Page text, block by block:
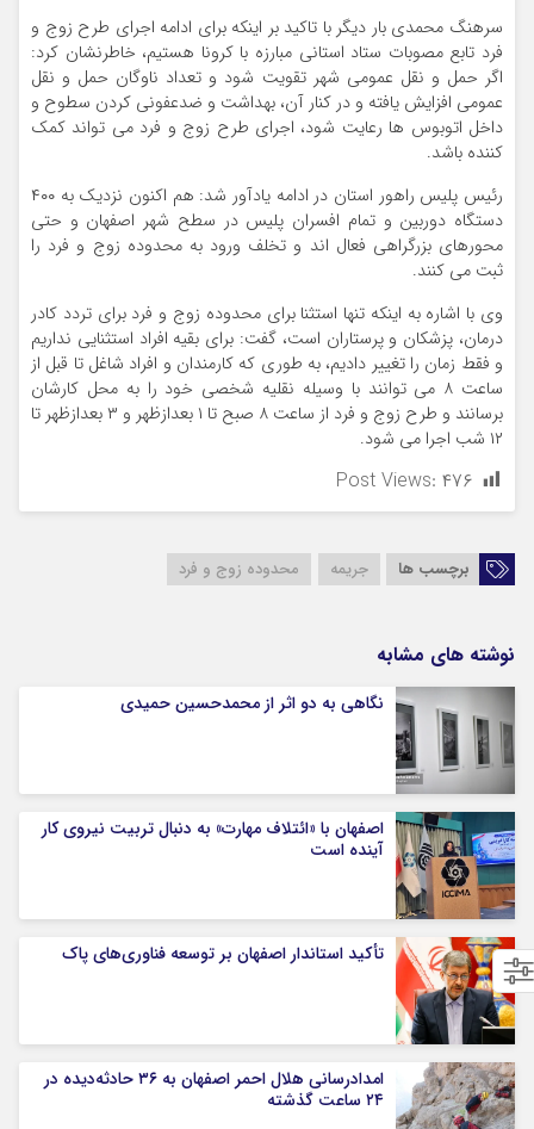
سرهنگ محمدی بار دیگر با تاکید بر اینکه برای ادامه اجرای طرح زوج و
فرد تابع مصوبات ستاد استانی مبارزه با کرونا هستیم، خاطرنشان کرد:
اگر حمل و نقل عمومی شهر تقویت شود و تعداد ناوگان حمل و نقل
عمومی افزایش یافته و در کنار آن، بهداشت و ضدعفونی کردن سطوح و
داخل اتوبوس ها رعایت شود، اجرای طرح زوج و فرد می تواند کمک
کننده باشد.
رئیس پلیس راهور استان در ادامه یادآور شد: هم اکنون نزدیک به ۴۰۰
دستگاه دوربین و تمام افسران پلیس در سطح شهر اصفهان و حتی
محورهای بزرگراهی فعال اند و تخلف ورود به محدوده زوج و فرد را
ثبت می کنند.
وی با اشاره به اینکه تنها استثنا برای محدوده زوج و فرد برای تردد کادر
درمان، پزشکان و پرستاران است، گفت: برای بقیه افراد استثنایی نداریم
و فقط زمان را تغییر دادیم، به طوری که کارمندان و افراد شاغل تا قبل از
ساعت ۸ می توانند با وسیله نقلیه شخصی خود را به محل کارشان
برسانند و طرح زوج و فرد از ساعت ۸ صبح تا ۱ بعدازظهر و ۳ بعدازظهر تا
۱۲ شب اجرا می شود.
Post Views: ۴۷۶
برچسب ها جریمه محدوده زوج و فرد
نوشته های مشابه
نگاهی به دو اثر از محمدحسین حمیدی
اصفهان با «ائتلاف مهارت» به دنبال تربیت نیروی کار
آینده است
تأکید استاندار اصفهان بر توسعه فناوری‌های پاک
امدادرسانی هلال احمر اصفهان به ۳۶ حادثه‌دیده در
۲۴ ساعت گذشته